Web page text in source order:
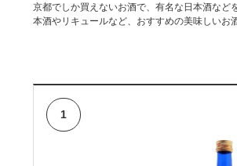
京都でしか買えないお酒で、有名な日本酒な
本酒やリキュールなど、おすすめの美味しいお
1